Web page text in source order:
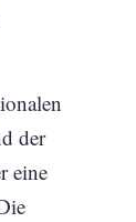
der
eine